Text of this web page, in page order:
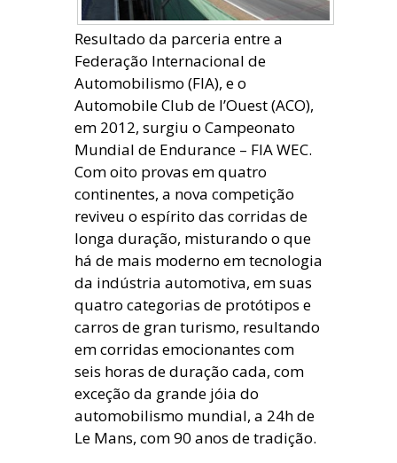
Resultado da parceria entre a
Federação Internacional de
Automobilismo (FIA), e o
Automobile Club de l’Ouest (ACO),
em 2012, surgiu o Campeonato
Mundial de Endurance – FIA WEC.
Com oito provas em quatro
continentes, a nova competição
reviveu o espírito das corridas de
longa duração, misturando o que
há de mais moderno em tecnologia
da indústria automotiva, em suas
quatro categorias de protótipos e
carros de gran turismo, resultando
em corridas emocionantes com
seis horas de duração cada, com
exceção da grande jóia do
automobilismo mundial, a 24h de
Le Mans, com 90 anos de tradição.